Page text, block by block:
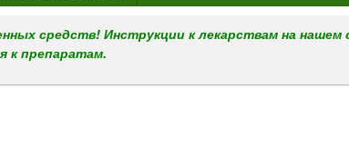
средств! Инструкции к лекарствам на нашем
к препаратам.